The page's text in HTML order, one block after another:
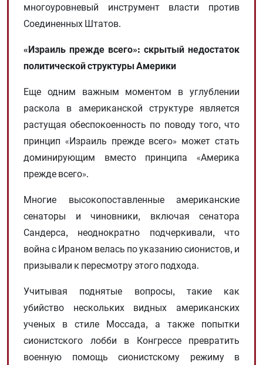
многоуровневый инструмент власти против
Соединенных Штатов.
«Израиль прежде всего»: скрытый недостаток
политической структуры Америки
Еще одним важным моментом в углублении
раскола в американской структуре является
растущая обеспокоенность по поводу того, что
принцип «Израиль прежде всего» может стать
доминирующим вместо принципа «Америка
прежде всего».
Многие высокопоставленные американские
сенаторы и чиновники, включая сенатора
Сандерса, неоднократно подчеркивали, что
война с Ираном велась по указанию сионистов, и
призывали к пересмотру этого подхода.
Учитывая поднятые вопросы, такие как
убийство нескольких видных американских
ученых в стиле Моссада, а также попытки
сионистского лобби в Конгрессе превратить
военную помощь сионистскому режиму в